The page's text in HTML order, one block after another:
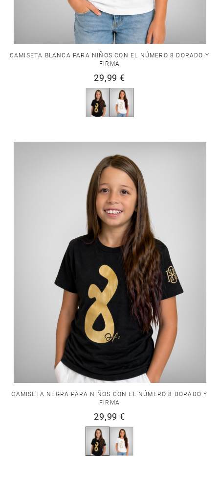
CAMISETA BLANCA PARA NIÑOS CON EL NÚMERO 8 DORADO Y
FIRMA
29,99 €
CAMISETA NEGRA PARA NIÑOS CON EL NÚMERO 8 DORADO Y
FIRMA
29,99 €